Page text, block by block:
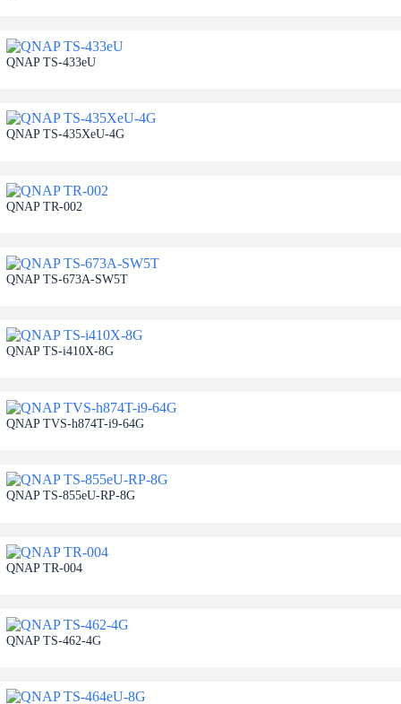
QNAP TS-433eU
QNAP TS-435XeU-4G
QNAP TR-002
QNAP TS-673A-SW5T
QNAP TS-i410X-8G
QNAP TVS-h874T-i9-64G
QNAP TS-855eU-RP-8G
QNAP TR-004
QNAP TS-462-4G